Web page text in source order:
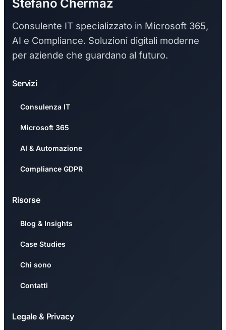
Stefano Chermaz
Consulente IT specializzato in Microsoft 365,
AI e Compliance. Soluzioni digitali moderne
per aziende che guardano al futuro.
Servizi
Consulenza IT
Microsoft 365
AI & Automazione
Compliance GDPR
Risorse
Blog & Insights
Case Studies
Chi sono
Contatti
Legale & Privacy